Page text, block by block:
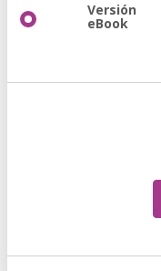
Versión
eBook